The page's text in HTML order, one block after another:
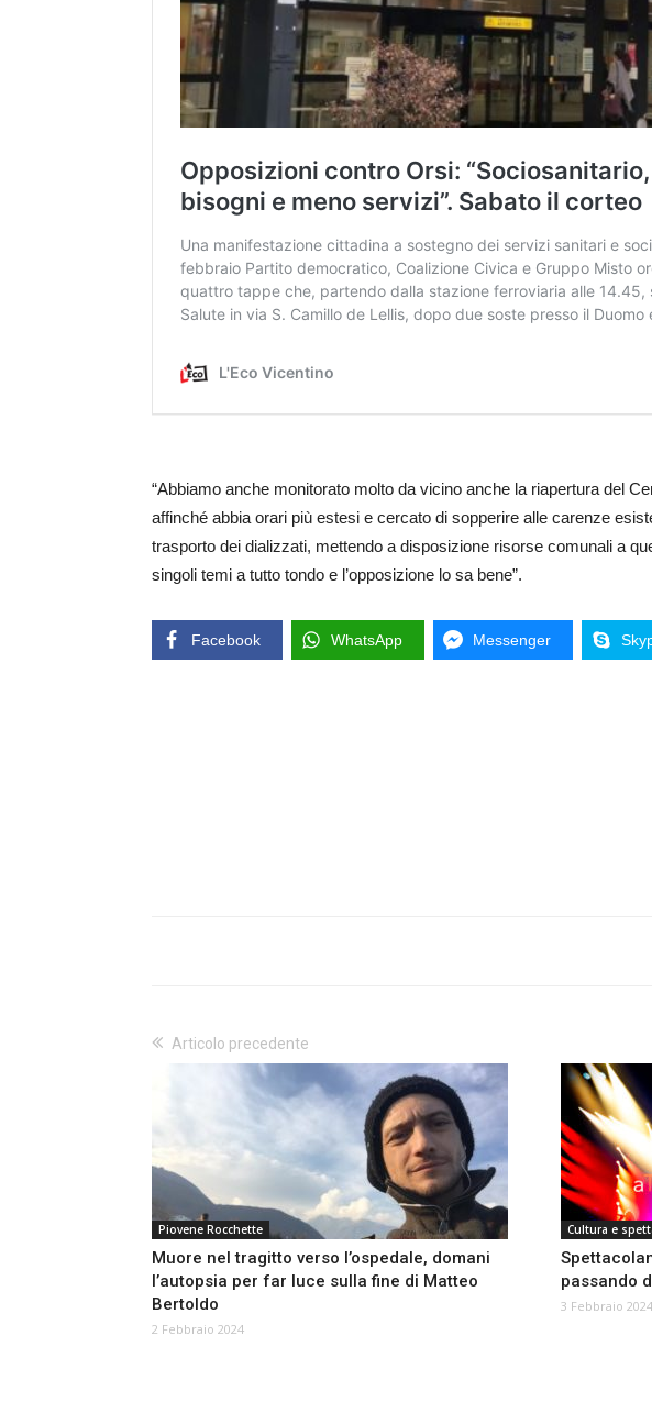
“Abbiamo anche monitorato molto da vicino anche la riapertura del
affinché abbia orari più estesi e cercato di sopperire alle carenze
trasporto dei dializzati, mettendo a disposizione risorse comunali a
singoli temi a tutto tondo e l’opposizione lo sa bene”.
Facebook WhatsApp Messenger
Articolo precedente
Piovene Rocchette
Muore nel tragitto verso l’ospedale, domani
l’autopsia per far luce sulla fine di Matteo
Bertoldo
2 Febbraio 2024
Cultura e
passando
3 Febbraio 2024